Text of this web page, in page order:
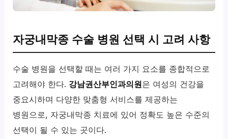
자궁내막종 수술 병원 선택 시 고려 사항
수술 병원을 선택할 때는 여러 가지 요소를 종합적으로
고려해야 한다. 강남권산부인과의원은 여성의 건강을
중요시하며 다양한 맞춤형 서비스를 제공하는
병원으로, 자궁내막종 치료에 있어 정확도 높은 수준의
선택이 될 수 있는 곳이다.